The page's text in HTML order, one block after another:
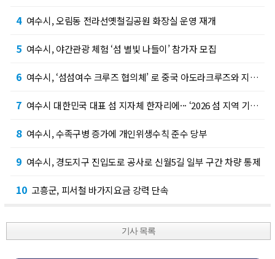
4 여수시, 오림동 전라선옛철길공원 화장실 운영 재개
5 여수시, 야간관광 체험 ‘섬 별빛 나들이’ 참가자 모집
6 여수시, ‘섬섬여수 크루즈 협의체’ 로 중국 아도라크루즈와 지역 여행사 잇는다
7 여수시 대한민국 대표 섬 지자체 한자리에··· ‘2026 섬 지역 기초단체장 협의회’ 정기…
8 여수시, 수족구병 증가에 개인위생수칙 준수 당부
9 여수시, 경도지구 진입도로 공사로 신월5길 일부 구간 차량 통제
10 고흥군, 피서철 바가지요금 강력 단속
기사 목록